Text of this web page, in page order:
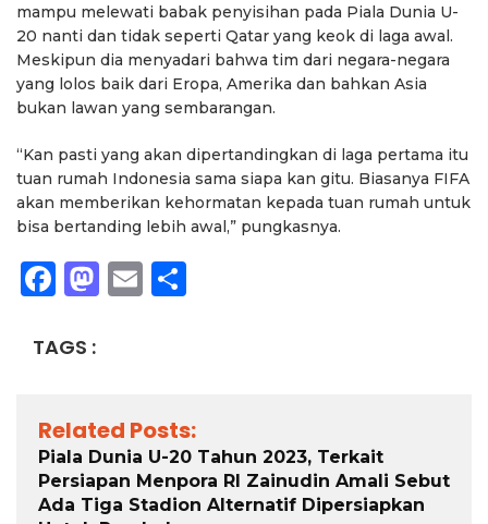
mampu melewati babak penyisihan pada Piala Dunia U-
20 nanti dan tidak seperti Qatar yang keok di laga awal.
Meskipun dia menyadari bahwa tim dari negara-negara
yang lolos baik dari Eropa, Amerika dan bahkan Asia
bukan lawan yang sembarangan.
“Kan pasti yang akan dipertandingkan di laga pertama itu
tuan rumah Indonesia sama siapa kan gitu. Biasanya FIFA
akan memberikan kehormatan kepada tuan rumah untuk
bisa bertanding lebih awal,” pungkasnya.
Facebook
Mastodon
Email
TAGS :
Related Posts:
Piala Dunia U-20 Tahun 2023, Terkait
Persiapan Menpora RI Zainudin Amali Sebut
Ada Tiga Stadion Alternatif Dipersiapkan